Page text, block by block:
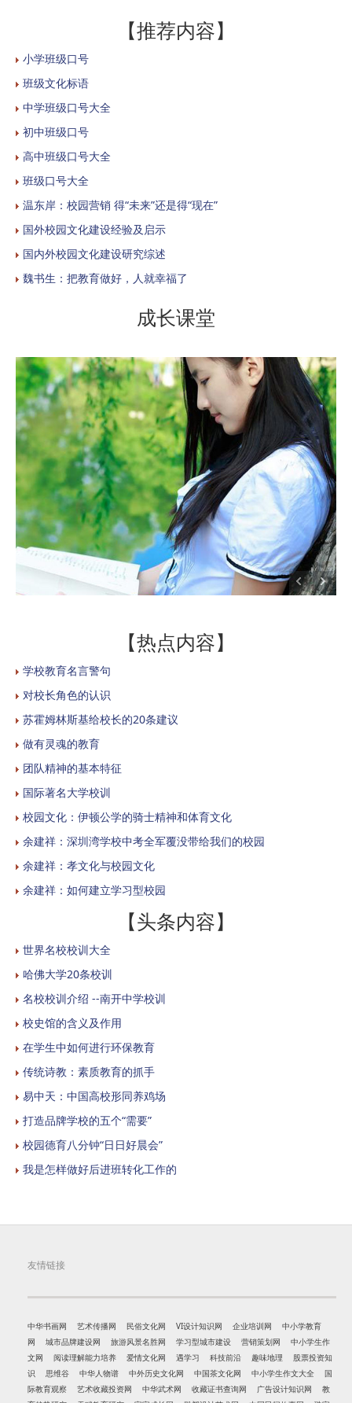
【推荐内容】
小学班级口号
班级文化标语
中学班级口号大全
初中班级口号
高中班级口号大全
班级口号大全
温东岸：校园营销 得“未来”还是得“现在”
国外校园文化建设经验及启示
国内外校园文化建设研究综述
魏书生：把教育做好，人就幸福了
成长课堂
【热点内容】
学校教育名言警句
对校长角色的认识
苏霍姆林斯基给校长的20条建议
做有灵魂的教育
团队精神的基本特征
国际著名大学校训
校园文化：伊顿公学的骑士精神和体育文化
余建祥：深圳湾学校中考全军覆没带给我们的校园
余建祥：孝文化与校园文化
余建祥：如何建立学习型校园
【头条内容】
世界名校校训大全
哈佛大学20条校训
名校校训介绍 --南开中学校训
校史馆的含义及作用
在学生中如何进行环保教育
传统诗教：素质教育的抓手
易中天：中国高校形同养鸡场
打造品牌学校的五个“需要”
校园德育八分钟“日日好晨会”
我是怎样做好后进班转化工作的
友情链接
中华书画网 艺术传播网 民俗文化网 VI设计知识网 企业培训网
中小学教育
网
城市品牌建设网 旅游风景名胜网 学习型城市建设 营销策划网
中小学生作
文网
阅读理解能力培养 爱情文化网 遇学习 科技前沿 趣味地理
股票投资知
识
思维谷 中华人物谱 中外历史文化网 中国茶文化网 中小学生作文大全
国
际教育观察
艺术收藏投资网 中华武术网 收藏证书查询网 广告设计知识网
教